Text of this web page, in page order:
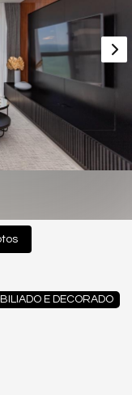
E DECORADO